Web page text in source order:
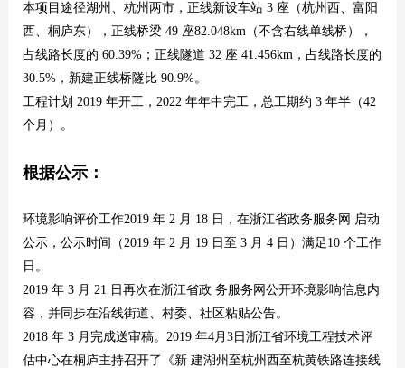
本项目途径湖州、杭州两市，正线新设车站 3 座（杭州西、富阳
西、桐庐东），正线桥梁 49 座82.048km（不含右线单线桥），
占线路长度的 60.39%；正线隧道 32 座 41.456km，占线路长度的
30.5%，新建正线桥隧比 90.9%。
工程计划 2019 年开工，2022 年年中完工，总工期约 3 年半（42
个月）。
根据公示：
环境影响评价工作2019 年 2 月 18 日，在浙江省政务服务网 启动
公示，公示时间（2019 年 2 月 19 日至 3 月 4 日）满足10 个工作
日。
2019 年 3 月 21 日再次在浙江省政 务服务网公开环境影响信息内
容，并同步在沿线街道、村委、社区粘贴公告。
2018 年 3 月完成送审稿。2019 年4月3日浙江省环境工程技术评
估中心在桐庐主持召开了《新 建湖州至杭州西至杭黄铁路连接线